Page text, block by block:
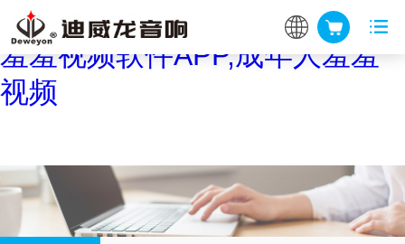
羞羞视频在线看,羞羞网站入口,
羞羞视频软件APP,成年人羞羞
视频